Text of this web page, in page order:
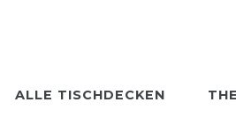
ALLE TISCHDECKEN